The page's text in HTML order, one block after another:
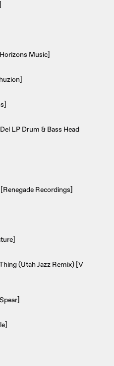
Music]
LP Drum & Bass Head
Recordings]
(Utah Jazz Remix) [V